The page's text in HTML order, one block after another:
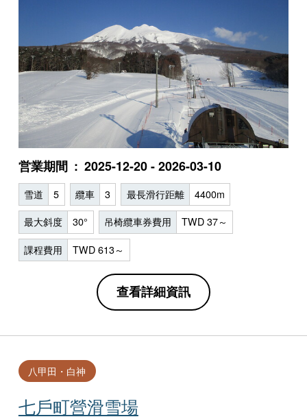
営業期間 2025-12-20 - 2026-03-10
雪道 5 纜車 3 最長滑行距離 4400m
最大斜度 30° 吊椅纜車券費用 TWD 37～
課程費用 TWD 613～
查看詳細資訊
七戶町營滑雪場
八甲田・白神